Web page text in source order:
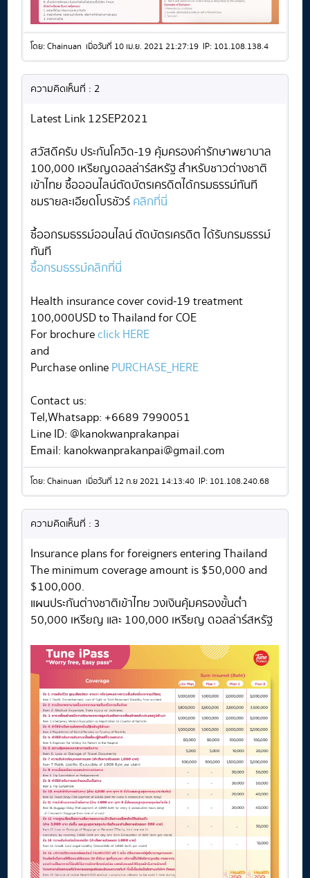
โดย: Chainuan เมื่อวันที่ 10 เม.ย. 2021 21:27:19 IP: 101.108.138.4
ความคิดเห็นที่ : 2
Latest Link 12SEP2021
สวัสดีครับ ประกันโควิด-19 คุ้มครองค่ารักษาพยาบาล
100,000 เหรียญดอลล่าร์สหรัฐ สำหรับชาวต่างชาติ
เข้าไทย ซื้อออนไลน์ตัดบัตรเครดิตได้กรมธรรม์ทันที
ชมรายละเอียดโบรชัวร์ คลิกที่นี่
ซื้ออกรมธรรม์ออนไลน์ ตัดบัตรเครดิต ได้รับกรมธรรม์
ทันที
ซื้อกรมธรรม์คลิกที่นี่
Health insurance cover covid-19 treatment
100,000USD to Thailand for COE
For brochureclick HERE
and
Purchase online PURCHASE_HERE
Contact us:
Tel,Whatsapp: +6689 7990051
Line ID: @kanokwanprakanpai
Email: kanokwanprakanpai@gmail.com
โดย: Chainuan เมื่อวันที่ 12 ก.ย 2021 14:13:40 IP: 101.108.240.68
ความคิดเห็นที่ : 3
Insurance plans for foreigners entering Thailand
The minimum coverage amount is $50,000 and
$100,000.
แผนประกันต่างชาติเข้าไทย วงเงินคุ้มครองขั้นต่ำ
50,000 เหรียญ และ 100,000 เหรียญ ดอลล่าร์สหรัฐ